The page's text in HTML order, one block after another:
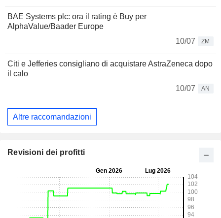
BAE Systems plc: ora il rating è Buy per
AlphaValue/Baader Europe
10/07
ZM
Citi e Jefferies consigliano di acquistare AstraZeneca dopo
il calo
10/07
AN
Altre raccomandazioni
Revisioni dei profitti